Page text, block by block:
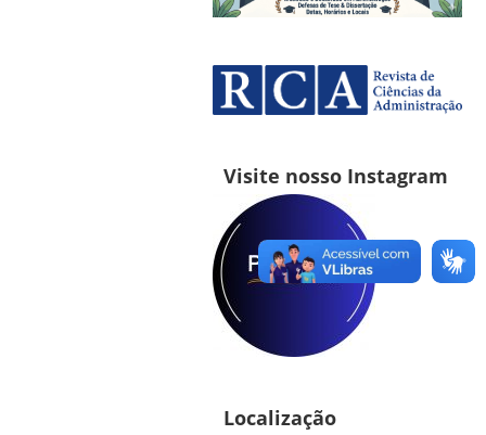
Visite nosso Instagram
Localização